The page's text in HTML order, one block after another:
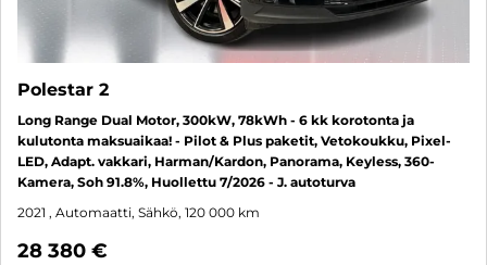
Polestar 2
Long Range Dual Motor, 300kW, 78kWh - 6 kk korotonta ja
kulutonta maksuaikaa! - Pilot & Plus paketit, Vetokoukku, Pixel-
LED, Adapt. vakkari, Harman/Kardon, Panorama, Keyless, 360-
Kamera, Soh 91.8%, Huollettu 7/2026 - J. autoturva
2021 , Automaatti, Sähkö, 120 000 km
28 380 €